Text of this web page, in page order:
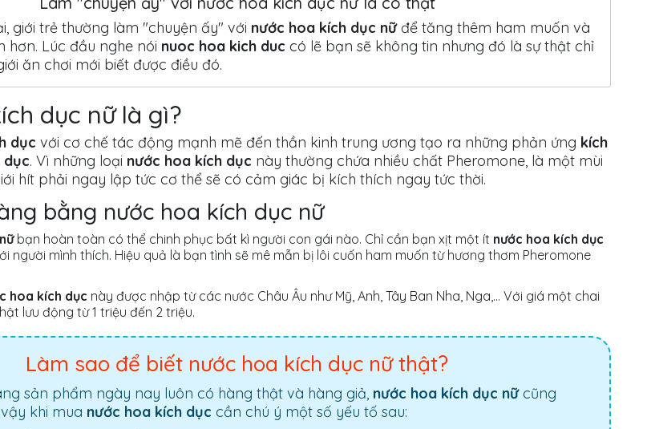
giới trẻ thường làm "chuyện ấy" với nước hoa kích dục nữđể tăng thêm ham muốn và
Lúc đầu nghe nói nuoc hoa kich duc có lẽ bạn sẽ không tin nhưng đó là sự thật chỉ
ăn chơi mới biết được điều đó.
dục nữ là gì?
dục với cơ chế tác động mạnh mẽ đến thần kinh trung ương tạo ra những phản ứng kích
dục. Vì những loại nước hoa kích dục này thường chứa nhiều chất Pheromone, là một mùi
hít phải ngay lập tức cơ thể sẽ có cảm giác bị kích thích ngay tức thời.
bằng nước hoa kích dục nữ
bạn hoàn toàn có thể chinh phục bất kì người con gái nào. Chỉ cần bạn xịt một ít nước hoa kích dục
người mình thích. Hiệu quả là bạn tình sẽ mê mẫn bị lôi cuốn ham muốn từ hương thơm Pheromone
hoa kích dục này được nhập từ các nước Châu Âu như Mỹ, Anh, Tây Ban Nha, Nga,... Với giá một chai
lưu động từ 1 triệu đến 2 triệu.
Làm sao để biết nước hoa kích dục nữ thật?
sản phẩm ngày nay luôn có hàng thật và hàng giả, nước hoa kích dục nữcũng
khi mua nước hoa kích dục cần chú ý một số yếu tố sau: